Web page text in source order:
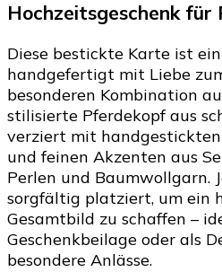
Hochzeitsgeschenk für
Diese bestickte Karte ist
handgefertigt mit Liebe
besonderen Kombination
stilisierte Pferdekopf aus
verziert mit handgestickten
und feinen Akzenten aus
Perlen und Baumwollgarn.
sorgfältig platziert, um ein
Gesamtbild zu schaffen –
Geschenkbeilage oder als
besondere Anlässe.